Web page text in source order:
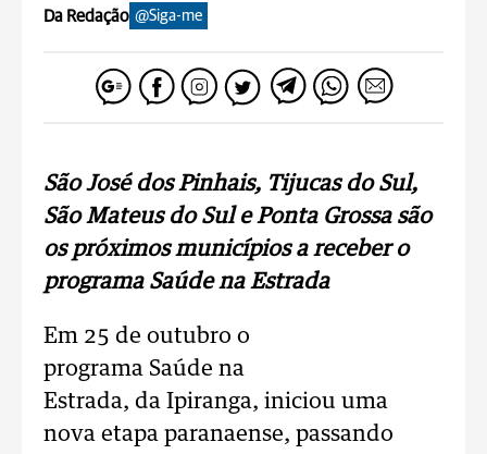
Da Redação @Siga-me
São José dos Pinhais, Tijucas do Sul,
São Mateus do Sul e Ponta Grossa são
os próximos municípios a receber o
programa Saúde na Estrada
Em 25 de outubro o
programa Saúde na
Estrada, da Ipiranga, iniciou uma
nova etapa paranaense, passando